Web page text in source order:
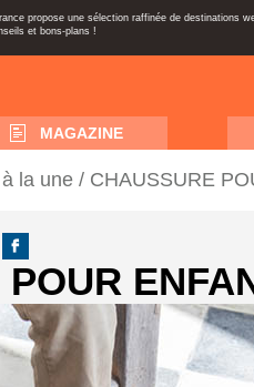
propose une sélection raffinée de destinations
et bons-plans !
MAGAZINE
la une / CHAUSSURE